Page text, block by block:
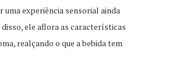
uma experiência sensorial ainda
ele aflora as características
realçando o que a bebida tem